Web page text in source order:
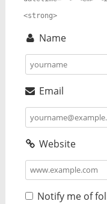
<strong>
Name
Email
Website
Notify me of